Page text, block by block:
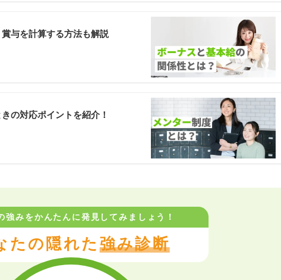
与を計算する方法も解説
の対応ポイントを紹介！
強みをかんたんに発見してみましょう！
たの隠れた強み診断